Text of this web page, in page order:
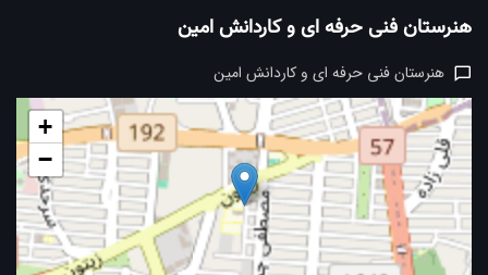
ای و کاردانش امین
حرفه ای و کاردانش امین
+
−